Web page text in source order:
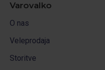
Varovalko
O nas
Veleprodaja
Storitve